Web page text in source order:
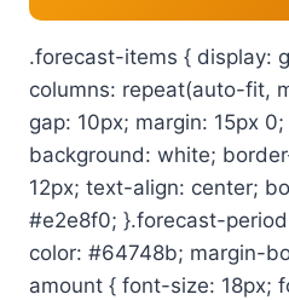
.forecast-items { display:
columns: repeat(auto-fit,
gap: 10px; margin: 15px
background: white;
12px; text-align: center;
#e2e8f0; }.forecast-
color: #64748b; margin-
amount { font-size: 18px;